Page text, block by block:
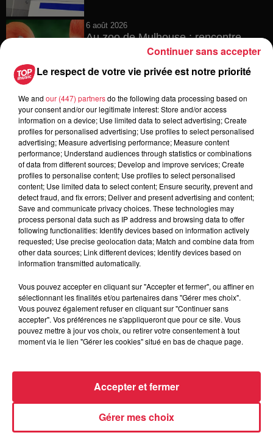
6 août 2026
Au zoo de Mulhouse : rencontre
avec les flamants rouges
6 août 2026
Les dernières infos sur la venue du
pape à Metz en septembre
5 août 2026
Europa-Park : des précisons sur
l’après Euro-Mir
Dans la même série
Thierry du Domaine Wunsch et
Thierry du Domaine Wunsch et Mann à
Wettolsheim !
Fanny nous présente le festival
Le respect de votre vie privée est notre priorité
We and our (447) partnersdo the following data processing based on
your consent and/or our legitimate interest: Store and/or access
information on a device; Use limited data to select advertising; Create
profiles for personalised advertising; Use profiles to select personalised
advertising; Measure advertising performance; Measure content
performance; Understand audiences through statistics or combinations
of data from different sources; Develop and improve services; Create
profiles to personalise content; Use profiles to select personalised
content; Use limited data to select content; Ensure security, prevent and
detect fraud, and fix errors; Deliver and present advertising and content;
Save and communicate privacy choices. These technologies may
process personal data such as IP address and browsing data to offer
following functionalities: Identify devices based on information actively
requested; Use precise geolocation data; Match and combine data from
other data sources; Link different devices; Identify devices based on
information transmitted automatically.
Vous pouvez accepter en cliquant sur "Accepter et fermer", ou affiner en
sélectionnant les finalités et/ou partenaires dans "Gérer mes choix".
Vous pouvez également refuser en cliquant sur "Continuer sans
accepter". Vos préférences ne s'appliqueront que pour ce site. Vous
pouvez mettre à jour vos choix, ou retirer votre consentement à tout
moment via le lien "Gérer les cookies" situé en bas de chaque page.
Gérer mes choix
Accepter et fermer
Continuer sans accepter